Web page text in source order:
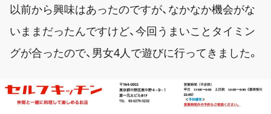
以前から興味はあったのですが、なかなか機会がな
いままだったんですけど、今回うまいことタイミン
グが合ったので、男女4人で遊びに行ってきました。